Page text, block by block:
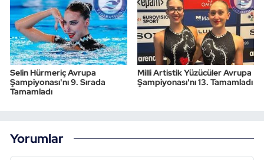
Selin Hürmeriç Avrupa
Şampiyonası'nı 9. Sırada
Tamamladı
Milli Artistik Yüzücüler Avrupa
Şampiyonası'nı 13. Tamamladı
Yorumlar